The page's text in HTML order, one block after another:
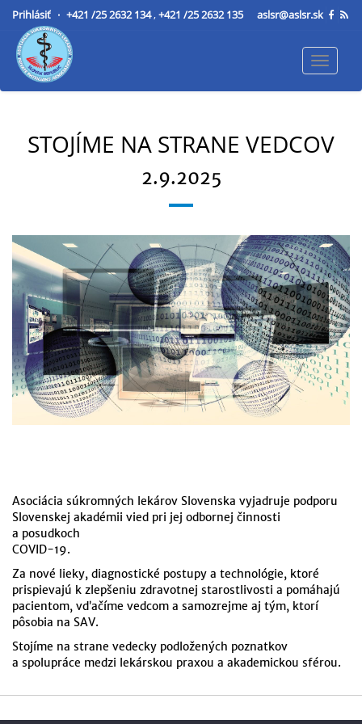
Prihlásiť +421 /25 2632 134,+421 /25 2632 135 aslsr@aslsr.sk
Toggle
STOJÍME NA STRANE VEDCOV
2.9.2025
Asociácia súkromných lekárov Slovenska vyjadruje podporu
Slovenskej akadémii vied pri jej odbornej činnosti
a posudkoch
COVID-19.
Za nové lieky, diagnostické postupy a technológie, ktoré
prispievajú k zlepšeniu zdravotnej starostlivosti a pomáhajú
pacientom, vďačíme vedcom a samozrejme aj tým, ktorí
pôsobia na SAV.
Stojíme na strane vedecky podložených poznatkov
a spolupráce medzi lekárskou praxou a akademickou sférou.